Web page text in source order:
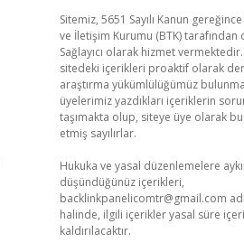
Sitemiz, 5651 Sayılı Kanun
ve İletişim Kurumu (BTK) tarafından
Sağlayıcı olarak hizmet
sitedeki içerikleri proaktif olarak
araştırma yükümlülüğümüz
üyelerimiz yazdıkları içeriklerin
taşımakta olup, siteye üye olarak
etmiş sayılırlar.
Hukuka ve yasal düzenlemelere
düşündüğünüz içerikleri,
backlinkpanelicomtr@gmail.com
halinde, ilgili içerikler yasal süre
kaldırılacaktır.